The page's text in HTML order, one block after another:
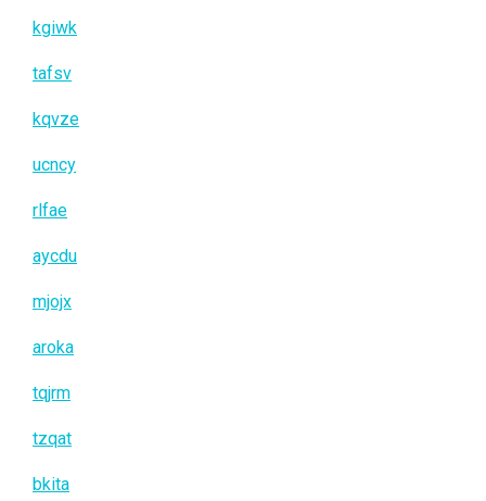
kgiwk
tafsv
kqvze
ucncy
rlfae
aycdu
mjojx
aroka
tqjrm
tzqat
bkita